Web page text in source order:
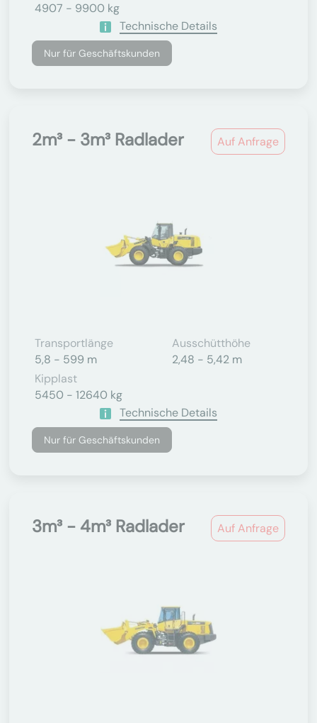
4907 - 9900 kg
Technische Details
Nur für Geschäftskunden
Auf Anfrage
2m³ - 3m³ Radlader
Transportlänge
5,8 - 599 m
Ausschütthöhe
2,48 - 5,42 m
Kipplast
5450 - 12640 kg
Technische Details
Nur für Geschäftskunden
Auf Anfrage
3m³ - 4m³ Radlader